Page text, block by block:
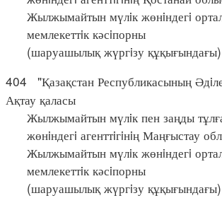
Жылжымайтын мүлiк жөнiндегi
мемлекеттiк кәсiпорны
(шаруашылық жүргiзу құқығындағы)
404 "Қазақстан Республикасының
Ақтау қаласы
Жылжымайтын мүлiк пен заңды
жөнiндегi агенттiгiнiң Маңғыстау
Жылжымайтын мүлiк жөнiндегi
мемлекеттiк кәсiпорны
(шаруашылық жүргiзу құқығындағы)